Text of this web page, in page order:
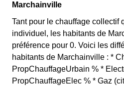
Marchainville
Tant pour le chauffage collectif
individuel, les habitants de
préférence pour 0. Voici les
habitants de Marchainville : *
PropChauffageUrbain % *
PropChauffageElec % * Gaz